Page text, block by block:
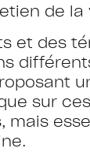
de la
et des
sur
mais